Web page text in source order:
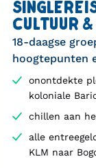
CULTUUR
18-daagse
hoogtepunten
onontdekte
koloniale
Koffieregio en
chillen aan
alle
KLM naar